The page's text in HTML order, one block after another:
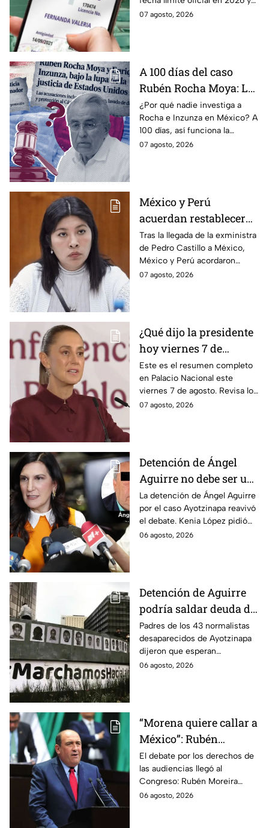
permanente en CDMX y
Edomex
los requisitos para tramitarla
07 agosto, 2026
A 100 días del caso
Rubén Rocha Moya: La
estrategia de Morena
para blindar al
gobernador de Sinaloa
¿Por qué nadie investiga a
Rocha e Inzunza en México? A
100 días, así funciona la
estrategia de Morena para
07 agosto, 2026
México y Perú
acuerdan restablecer
relaciones
diplomáticas tras
llegada de Betssy
Chávez al país
Tras la llegada de la exministra
de Pedro Castillo a México,
México y Perú acordaron
reanudar relaciones desde
07 agosto, 2026
¿Qué dijo la presidente
hoy viernes 7 de
agosto? Resumen EN
VIVO
Este es el resumen completo
en Palacio Nacional este
viernes 7 de agosto. Revisa los
datos presentados y las
07 agosto, 2026
Detención de Ángel
Aguirre no debe ser un
distractor, pide Kenia
López; exige justicia
por caso Ayotzinapa
La detención de Ángel Aguirre
por el caso Ayotzinapa reavivó
el debate. Kenia López pidió
que no sea un distractor
06 agosto, 2026
Detención de Aguirre
podría saldar deuda de
justicia: padres de los
43 de Ayotzinapa
Padres de los 43 normalistas
desaparecidos de Ayotzinapa
dijeron que esperan
información oficial sobre la
06 agosto, 2026
“Morena quiere callar a
México”: Rubén
Moreira pide frenar
discusión de
lineamientos de
audiencias hasta
El debate por los derechos de
las audiencias llegó al
Congreso: Rubén Moreira
reclama una consulta con
06 agosto, 2026